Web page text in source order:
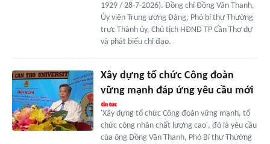
1929 / 28-7-2026). Đồng chí Đồng Văn Thanh,
Ủy viên Trung ương Đảng, Phó bí thư Thường
trực Thành ủy, Chủ tịch HĐND TP Cần Thơ dự
và phát biểu chỉ đạo.
Xây dựng tổ chức Công đoàn
vững mạnh đáp ứng yêu cầu mới
'Xây dựng tổ chức Công đoàn vững mạnh, tổ
chức công nhân chất lượng cao', đó là yêu cầu
của ông Đồng Văn Thanh, Phó Bí thư Thường